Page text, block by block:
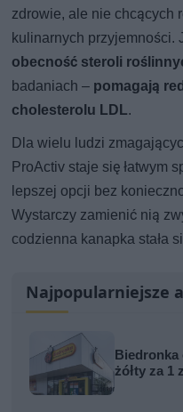
zdrowie, ale nie chcących
kulinarnych przyjemności.
obecność steroli
badaniach – pomagają
cholesterolu LDL.
Dla wielu ludzi
ProActiv staje się łatwym
lepszej opcji bez
Wystarczy zamienić nią
codzienna kanapka stała
Najpopularniejsze
Biedronka
żółty za 1